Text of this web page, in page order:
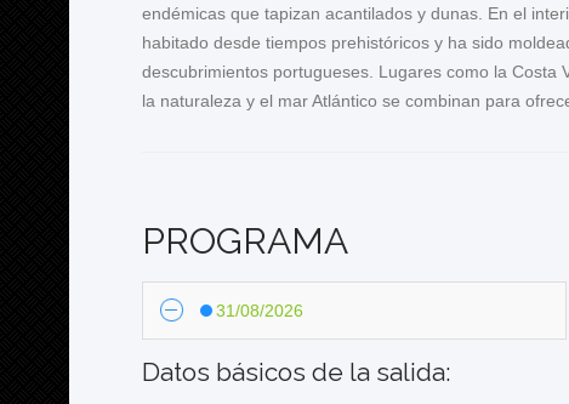
endémicas que tapizan acantilados y dunas. En el
habitado desde tiempos prehistóricos y ha sido
descubrimientos portugueses. Lugares como la Costa
la naturaleza y el mar Atlántico se combinan para
PROGRAMA
31/08/2026
Datos básicos de la salida: